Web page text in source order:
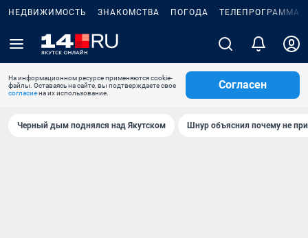
НЕДВИЖИМОСТЬ ЗНАКОМСТВА ПОГОДА ТЕЛЕПРОГРАММА
На информационном ресурсе применяются cookie-
файлы. Оставаясь на сайте, вы подтверждаете свое
согласиена их использование.
Согласен
Черный дым поднялся над Якутском Шнур объяснил почему не